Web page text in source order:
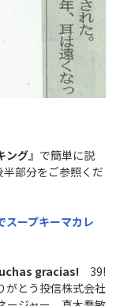
グ』 で簡単に説
部分をご参照くだ
スープキーマカレ
gracias!
39!
がとう投信株式会社